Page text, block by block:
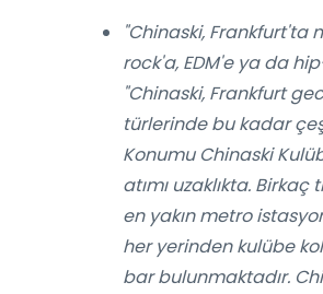
"Chinaski, Frankfurt'ta
rock'a, EDM'e ya da
"Chinaski, Frankfurt
türlerinde bu kadar
Konumu Chinaski
atımı uzaklıkta.
en yakın metro
her yerinden kulübe
bar bulunmaktadır.